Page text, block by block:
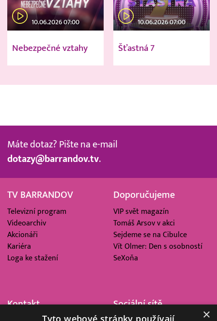
10.06.2026 07:00
Nebezpečné vztahy
10.06.2026 07:00
Šťastná 7
Máte dotaz? Pište na e-mail
dotazy@barrandov.tv.
TV BARRANDOV
Televizní program
Videoarchiv
Akcionáři
Kariéra
Loga ke stažení
Doporučujeme
VIP svět magazín
Tomáš Arsov v akci
Sejdeme se na Cibulce
Vít Olmer: Den s osobností
SeXoňa
Kontakt Sociální sítě
×
Tyto webové stránky používají